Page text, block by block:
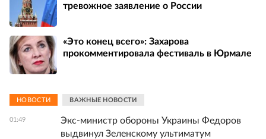
тревожное заявление о России
«Это конец всего»: Захарова
прокомментировала фестиваль в Юрмале
НОВОСТИ ВАЖНЫЕ НОВОСТИ
01:49
Экс-министр обороны Украины Федоров
выдвинул Зеленскому ультиматум